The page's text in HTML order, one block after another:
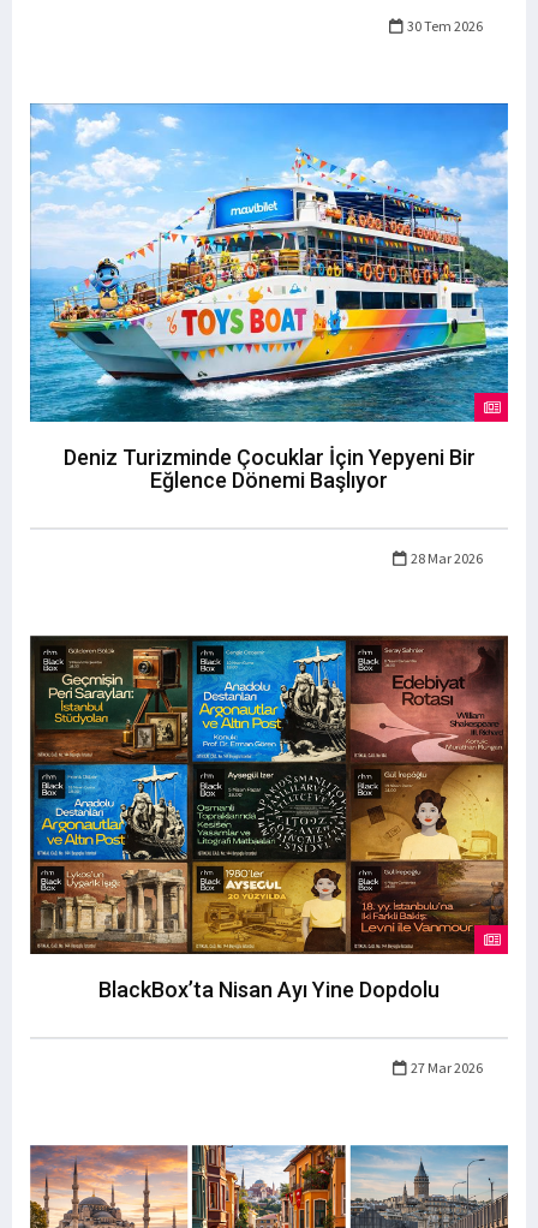
30 Tem 2026
Deniz Turizminde Çocuklar İçin Yepyeni Bir
Eğlence Dönemi Başlıyor
28 Mar 2026
BlackBox’ta Nisan Ayı Yine Dopdolu
27 Mar 2026